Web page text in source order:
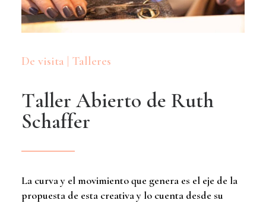
De visita | Talleres
Taller Abierto de Ruth
Schaffer
La curva y el movimiento que genera es el eje de la
propuesta de esta creativa y lo cuenta desde su